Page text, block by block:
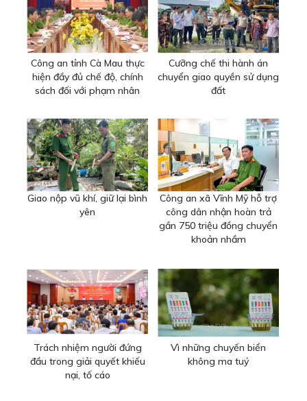
Công an tỉnh Cà Mau thực
hiện đầy đủ chế độ, chính
sách đối với phạm nhân
Cưỡng chế thi hành án
chuyển giao quyền sử dụng
đất
Giao nộp vũ khí, giữ lại bình
yên
Công an xã Vĩnh Mỹ hỗ trợ
công dân nhận hoàn trả
gần 750 triệu đồng chuyển
khoản nhầm
Trách nhiệm người đứng
đầu trong giải quyết khiếu
nại, tố cáo
Vì những chuyến biển
không ma tuý